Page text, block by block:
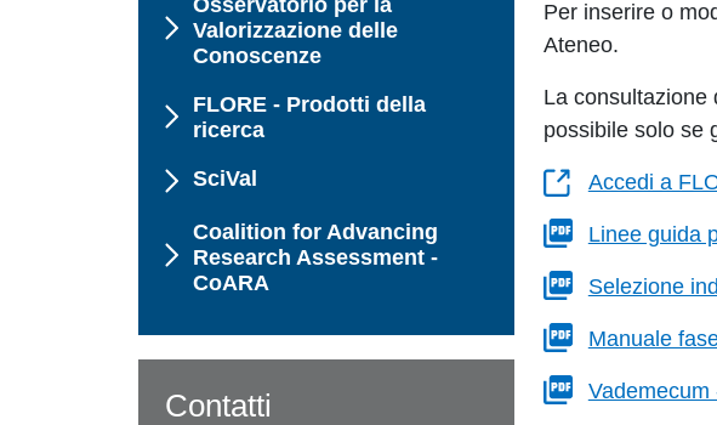
Per inserire o
Ateneo.
La consultazione
possibile solo se
Accedi a
Linee guida
Selezione
Manuale
Vademecum
Valorizzazione delle
Conoscenze
FLORE - Prodotti della
ricerca
SciVal
Coalition for Advancing
Research Assessment -
CoARA
Contatti